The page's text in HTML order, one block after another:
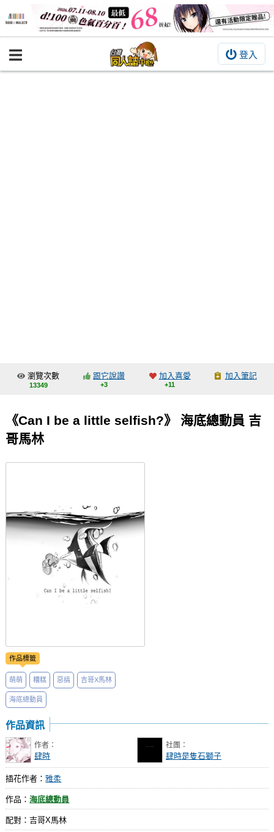
登入
BOOKY書集倉庫
交流中心
會員功能選單
瀏覽次數
13349
跟它說讚
+3
加入喜愛
+11
加入筆記
《Can I be a little selfish?》 海底總動員 吉
哥馬林
作品標籤
萌萌 糟糕 惡搞 吉哥X馬林
海底總動員
作品資訊
作者：
肆時
社團：
肆時是隻石獅子
插花作者：雅柔
作品：海底總動員
配對：吉哥X馬林